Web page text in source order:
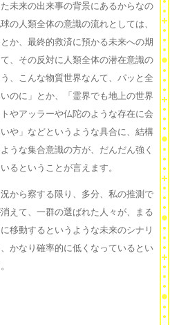
未来の出来事の背景にあるからなの
の人類全体の意識の流れとしては、
か、最終的救済に預かる未来への期
、その反対に人類全体の潜在意識の
、こんな物質世界なんて、パッと全
のに」とか、「霊界でも地上の世界
やアッラーや仏陀のような存在に会
や」などというような具合に、結構
うな集合意識の方が、だんだん強く
るということが言えます。
から察する限り、多分、私の推測で
えて、一群の選ばれた人々が、まる
移動するというような未来のシナリ
かなり確率的に低くなっているとい